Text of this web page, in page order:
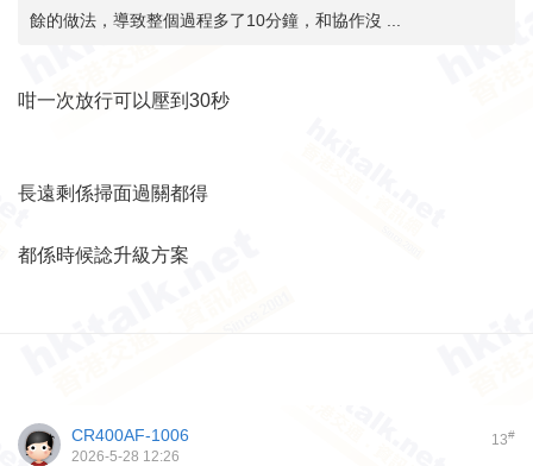
餘的做法，導致整個過程多了10分鐘，和協作沒 ...
咁一次放行可以壓到30秒
長遠剩係掃面過關都得
都係時候諗升級方案
13#
CR400AF-1006
2026-5-28 12:26